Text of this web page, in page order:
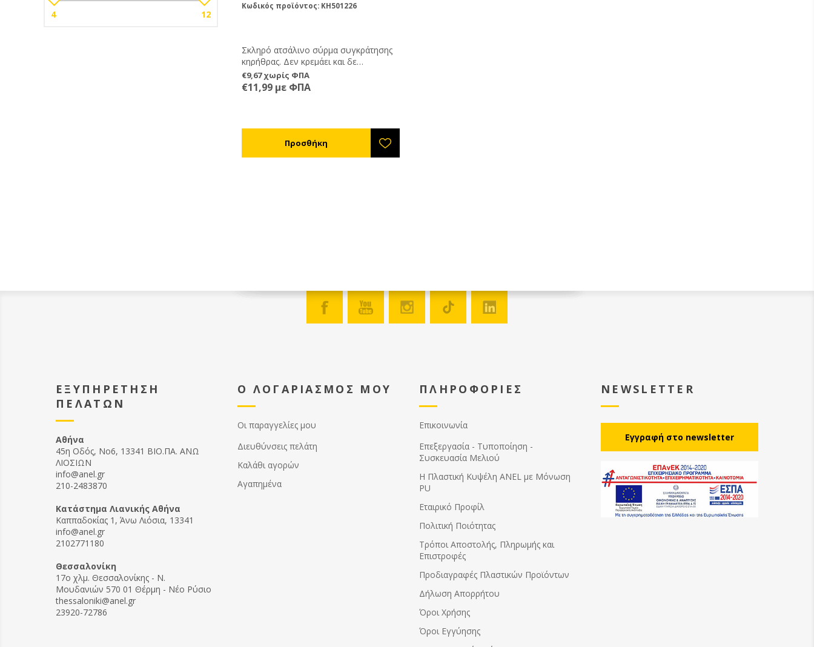
Κωδικός προϊόντος: KH501226
Σκληρό ατσάλινο σύρμα συγκράτησης
κηρήθρας. Δεν κρεμάει και δε
χαλαρώνει. Διατίθεται σε καρούλια των
2kg. Ιδανικό για χρήση μαζί με τη
συσκευή συρμάτωσης PO50002.
€9,67 χωρίς ΦΠΑ
€11,99 με ΦΠΑ
4 12
ΕΞΥΠΗΡΕΤΗΣΗ
ΠΕΛΑΤΩΝ
Αθήνα
45η Οδός, Νο6, 13341 ΒΙΟ.ΠΑ. ΑΝΩ
ΛΙΟΣΙΩΝ
info@anel.gr
210-2483870
Kατάστημα Λιανικής Αθήνα
Καππαδοκίας 1, Άνω Λιόσια, 13341
info@anel.gr
2102771180
Θεσσαλονίκη
17ο χλμ. Θεσσαλονίκης - Ν.
Μουδανιών 570 01 Θέρμη - Νέο Ρύσιο
thessaloniki@anel.gr
23920-72786
Ο ΛΟΓΑΡΙΑΣΜΟΣ ΜΟΥ
Οι παραγγελίες μου
Διευθύνσεις πελάτη
Καλάθι αγορών
Αγαπημένα
ΠΛΗΡΟΦΟΡΙΕΣ
Επικοινωνία
Επεξεργασία - Τυποποίηση -
Συσκευασία Μελιού
Η Πλαστική Κυψέλη ANEL με Μόνωση
PU
Εταιρικό Προφίλ
Πολιτική Ποιότητας
Τρόποι Αποστολής, Πληρωμής και
Επιστροφές
Προδιαγραφές Πλαστικών Προϊόντων
Δήλωση Απορρήτου
Όροι Χρήσης
Όροι Εγγύησης
NEWSLETTER
Eγγραφή στο newsletter